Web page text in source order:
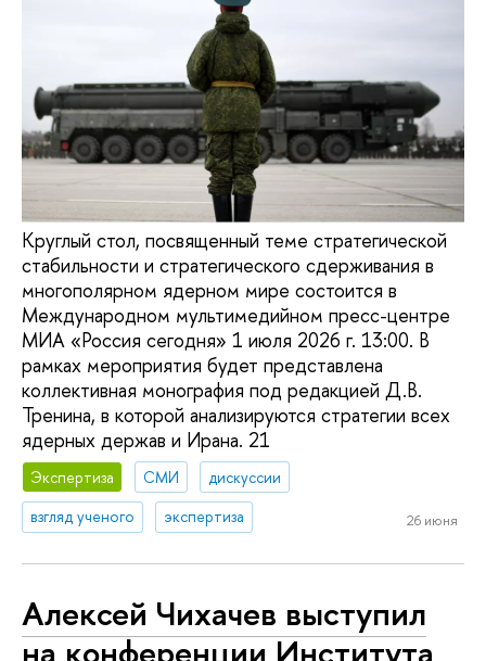
Круглый стол, посвященный теме стратегической
стабильности и стратегического сдерживания в
многополярном ядерном мире состоится в
Международном мультимедийном пресс-центре
МИА «Россия сегодня» 1 июля 2026 г. 13:00. В
рамках мероприятия будет представлена
коллективная монография под редакцией Д.В.
Тренина, в которой анализируются стратегии всех
ядерных держав и Ирана. 21
Экспертиза СМИ
дискуссии
взгляд ученого
экспертиза 26 июня
Алексей Чихачев выступил